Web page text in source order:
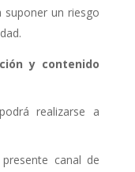
suponer un riesgo
y contenido
realizarse a
canal de